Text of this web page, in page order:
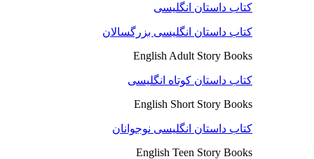
کتاب داستان انگلیسی
کتاب داستان انگلیسی بزرگسالان
English Adult Story Books
کتاب داستان کوتاه انگلیسی
English Short Story Books
کتاب داستان انگلیسی نوجوانان
English Teen Story Books